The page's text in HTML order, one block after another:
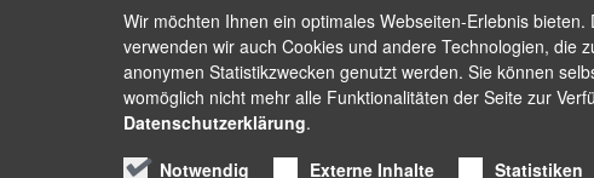
Wir möchten Ihnen ein optimales Webseiten-Erlebnis
verwenden wir auch Cookies und andere Technologien, die
anonymen Statistikzwecken genutzt werden. Sie können
womöglich nicht mehr alle Funktionalitäten der Seite zur
Datenschutzerklärung.
Notwendig
Externe Inhalte Statistiken